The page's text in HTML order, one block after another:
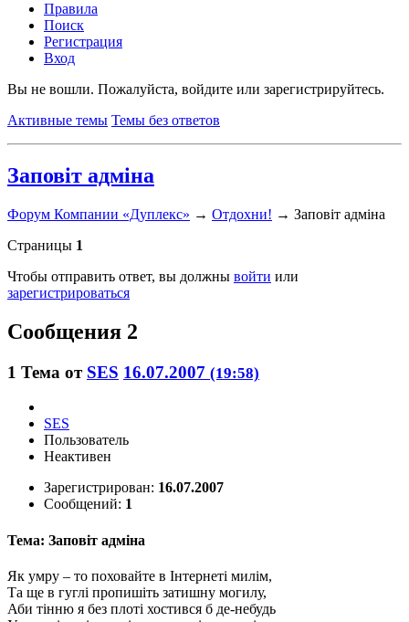
Правила
Поиск
Регистрация
Вход
Вы не вошли. Пожалуйста, войдите или зарегистрируйтесь.
Активные темы Темы без ответов
Заповіт адміна
Форум Компании «Дуплекс» → Отдохни! → Заповіт адміна
Страницы 1
Чтобы отправить ответ, вы должны войти или
зарегистрироваться
Сообщения 2
1 Тема от SES 16.07.2007 (19:58)
SES
Пользователь
Неактивен
Зарегистрирован: 16.07.2007
Сообщений: 1
Тема: Заповіт адміна
Як умру – то поховайте в Інтернеті милім,
Та ще в гуглі пропишіть затишну могилу,
Аби тінню я без плоті хостився б де-небудь